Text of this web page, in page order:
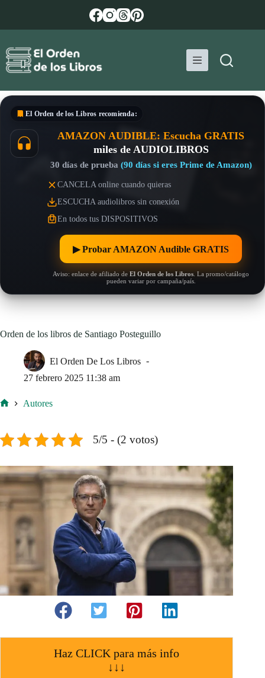
El Orden de los Libros recomienda:
AMAZON AUDIBLE: Escucha GRATIS
miles de AUDIOLIBROS
30 días de prueba (90 días si eres Prime de Amazon)
CANCELA online cuando quieras
ESCUCHA audiolibros sin conexión
En todos tus DISPOSITIVOS
▶︎ Probar AMAZON Audible GRATIS
Aviso: enlace de afiliado de El Orden de los Libros . La promo/catálogo
pueden variar por campaña/país.
Orden de los libros de Santiago Posteguillo
El Orden De Los Libros
27 febrero 2025 11:38 am
Autores
5/5 - (2 votos)
Haz CLICK para más info
↓↓↓